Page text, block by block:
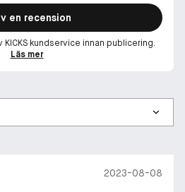
och självförtroende
för mannen som söker
i perfekt harmoni. Med sin kraftfulla
säkerställer denna doft att
och stil guida dig genom
en recension
kundservice innan publicering.
Läs mer
2023-08-08